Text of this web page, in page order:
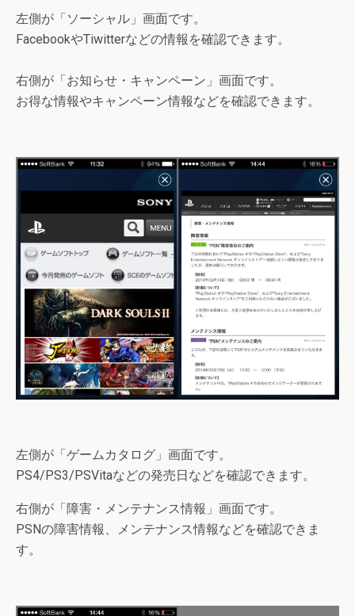
左側が 「ソーシャル」 画面です。
FacebookやTiwitterなどの情報を確認できます。
右側が 「お知らせ・キャンペーン」 画面です。
お得な情報やキャンペーン情報などを確認できます。
左側が 「ゲームカタログ」 画面です。
PS4/PS3/PSVitaなどの発売日などを確認できます。
右側が 「障害・メンテナンス情報」 画面です。
PSNの障害情報、メンテナンス情報などを確認できま
す。